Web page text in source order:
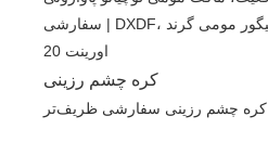
کره چشم رزینی
کره چشم رزینی سفارشی ظریف‌تر